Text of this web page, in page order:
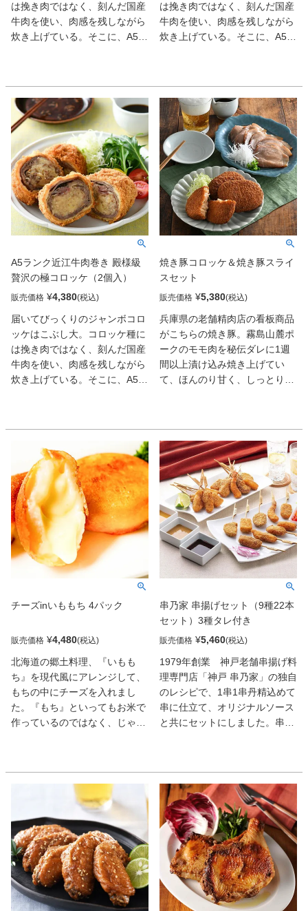
は挽き肉ではなく、刻んだ国産
牛肉を使い、肉感を残しながら
炊き上げている。そこに、A5ラ
肉の旨みがほとばしり、まさに
贅の極み!
は挽き肉ではなく、刻んだ国産
牛肉を使い、肉感を残しながら
炊き上げている。そこに、A5ラ
肉の旨みがほとばしり、まさに
贅の極み!
A5ランク近江牛肉巻き 殿様級
贅沢の極コロッケ（2個入）
販売価格 ¥4,380
届いてびっくりのジャンボコロ
ッケはこぶし大。コロッケ種に
は挽き肉ではなく、刻んだ国産
牛肉を使い、肉感を残しながら
炊き上げている。そこに、A5ラ
肉の旨みがほとばしり、まさに
贅の極み!
焼き豚コロッケ＆焼き豚スライ
スセット
販売価格 ¥5,380
兵庫県の老舗精肉店の看板商品
がこちらの焼き豚。霧島山麓ポ
ークのモモ肉を秘伝ダレに1週
間以上漬け込み焼き上げてい
て、ほんのり甘く、しっとり柔
する味だ。
チーズinいももち 4パック
販売価格 ¥4,480
北海道の郷土料理、『いもも
ち』を現代風にアレンジして、
もちの中にチーズを入れまし
た。『もち』といってもお米で
作っているのではなく、じゃが
チーズソースを入れて包みまし
た。お召し上がり方は一度電子
レンジで温めて、フライパンで
こんがりきつね色に焼くとサク
サクふわふわの食感をお楽しみ
いただけます。お子様のおや
つ、ビールの晩酌、お弁当のお
かずなど様々な使い方ができま
す。
串乃家 串揚げセット（9種22本
セット）3種タレ付き
販売価格 ¥5,460
1979年創業 神戸老舗串揚げ料
理専門店「神戸 串乃家」の独自
のレシピで、1串1串丹精込めて
串に仕立て、オリジナルソース
と共にセットにしました。串に
ます。また、素材の味を引き出
す独自のパン粉を使用し、冷蔵
庫でゆっくり解凍するだけで、
パン粉がつけたての状態に戻
り、油で揚げたときにカラッと
揚がるので、ご家庭で本格的な
サクサクの食感が楽しめます。